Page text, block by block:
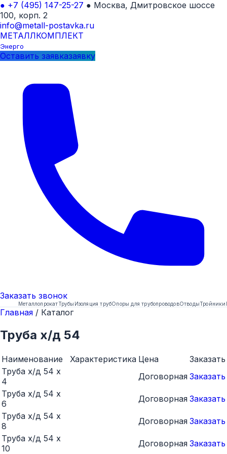
● +7 (495) 147-25-27 ● Москва, Дмитровское шоссе
100, корп. 2
info@metall-postavka.ru
МЕТАЛЛКОМПЛЕКТ
Энерго
Оставить заявказаявку
Заказать звонок
МеталлопрокатТрубы Изоляция трубОпоры для трубопроводовОтводыТройники
Главная / Каталог
Труба х/д 54
Наименование Характеристика Цена
Заказать
Труба х/д 54 х
4
Договорная Заказать
Труба х/д 54 х
6
Договорная Заказать
Труба х/д 54 х
8
Договорная Заказать
Труба х/д 54 х
10
Договорная Заказать